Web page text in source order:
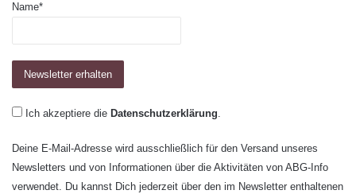
Name*
Ich akzeptiere die Datenschutzerklärung.
Deine E-Mail-Adresse wird ausschließlich für den Versand unseres
Newsletters und von Informationen über die Aktivitäten von ABG-Info
verwendet. Du kannst Dich jederzeit über den im Newsletter enthaltenen